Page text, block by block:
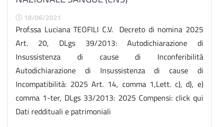
18/06/2021
Prof.ssa Luciana TEOFILI C.V. Decreto di nomina 2025
Art. 20, DLgs 39/2013: Autodichiarazione di
Insussistenza di cause di Inconferibilità
Autodichiarazione di Insussistenza di cause di
Incompatibilità: 2025 Art. 14, comma 1,Lett. c), d), e)
comma 1-ter, DLgs 33/2013: 2025 Compensi: click qui
Dati reddituali e patrimoniali